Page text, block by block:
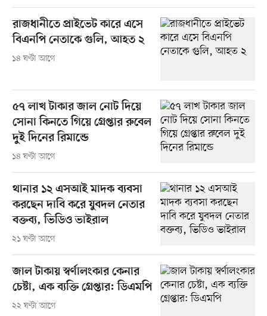
রাজধানীতে প্রাইভেট কারে এসে
বিএনপি নেতাকে গুলি, আহত ২
১৪ ঘণ্টা আগে
৫৭ লাখ টাকার জাল নোট দিয়ে
সোনা কিনতে গিয়ে গ্রেপ্তার রুবেল
দুই দিনের রিমান্ডে
১৪ ঘণ্টা আগে
থানার ১২ এসআই মাদক ব্যবসা
করছেন দাবি করে যুবদল নেতার
বক্তব্য, ভিডিও ভাইরাল
২১ ঘণ্টা আগে
জাল টাকায় স্বর্ণালংকার কেনার
চেষ্টা, এক ব্যক্তি গ্রেপ্তার: ডিএমপি
২২ ঘণ্টা আগে